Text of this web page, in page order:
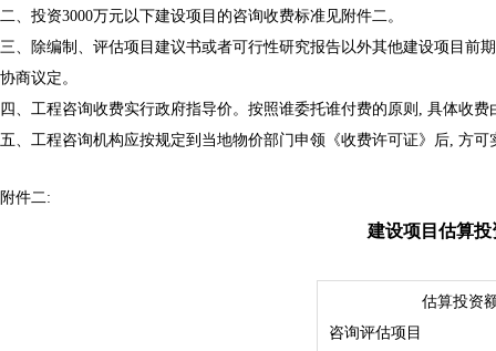
二、投资3000万元以下建设项目的咨询收费标准见附件二。
三、除编制、评估项目建议书或者可行性研究报告以外其他建设项目前
协商议定。
四、工程咨询收费实行政府指导价。按照谁委托谁付费的原则, 具体收
五、工程咨询机构应按规定到当地物价部门申领《收费许可证》后, 方可
附件二:
建设项目估算投
估算投资
咨询评估项